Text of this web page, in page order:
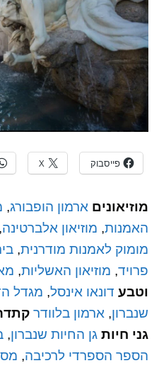
פייסבוק X
מוזיאונים ארמון הופבורג,
האמנות, מוזיאון אלברטינה,
מומוק לאמנות מודרנית,
פרויד, מוזיאון האשליות,
וטבע דונאו אינסל, מגדל
שנברון, ארמון בלוודר
גני חיות גן החיות שנברון,
הספר הספרדי לרכיבה,